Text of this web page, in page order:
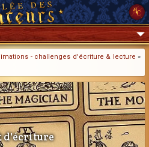
- challenges d'écriture & lecture »
d'écriture